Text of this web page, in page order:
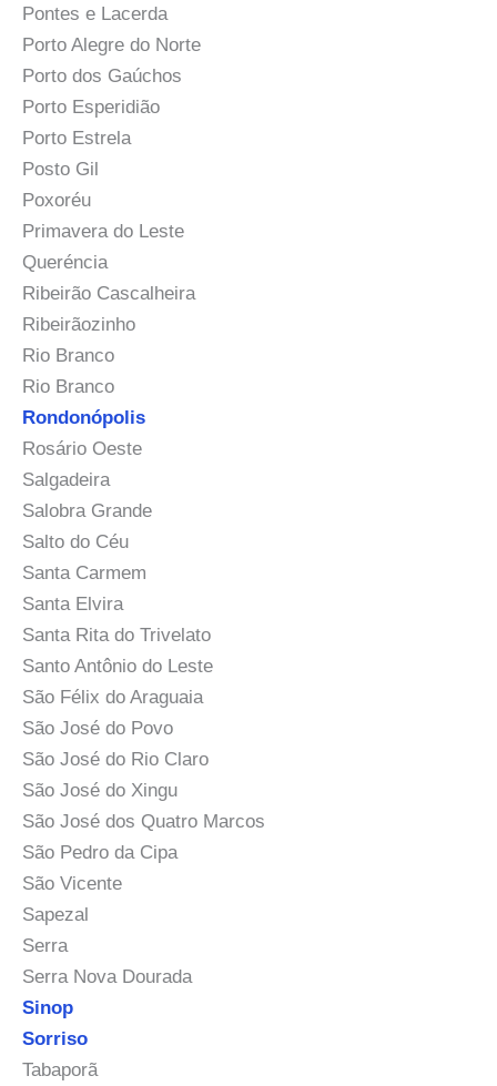
Pontes e Lacerda
Porto Alegre do Norte
Porto dos Gaúchos
Porto Esperidião
Porto Estrela
Posto Gil
Poxoréu
Primavera do Leste
Queréncia
Ribeirão Cascalheira
Ribeirãozinho
Rio Branco
Rio Branco
Rondonópolis
Rosário Oeste
Salgadeira
Salobra Grande
Salto do Céu
Santa Carmem
Santa Elvira
Santa Rita do Trivelato
Santo Antônio do Leste
São Félix do Araguaia
São José do Povo
São José do Rio Claro
São José do Xingu
São José dos Quatro Marcos
São Pedro da Cipa
São Vicente
Sapezal
Serra
Serra Nova Dourada
Sinop
Sorriso
Tabaporã